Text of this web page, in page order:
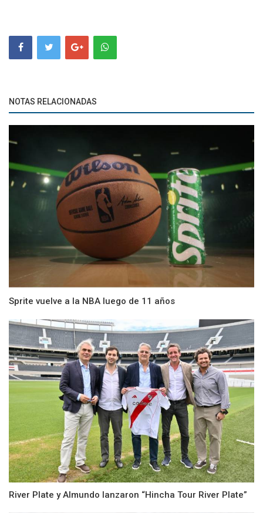
NOTAS RELACIONADAS
Sprite vuelve a la NBA luego de 11 años
River Plate y Almundo lanzaron “Hincha Tour River Plate”